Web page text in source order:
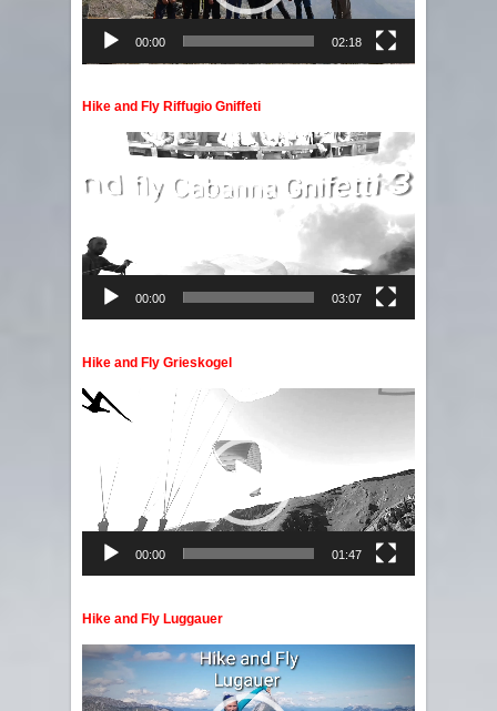
00:00 02:18
Hike and Fly Riffugio Gniffeti
00:00 03:07
Hike and Fly Grieskogel
Video
Player
00:00 01:47
Hike and Fly Luggauer
Video
Player